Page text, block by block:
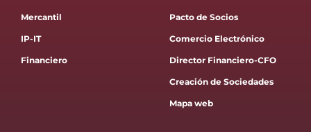
Mercantil
IP-IT
Financiero
Pacto de Socios
Comercio Electrónico
Director Financiero-CFO
Creación de Sociedades
Mapa web